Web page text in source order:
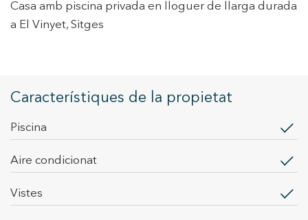
Casa amb piscina privada en lloguer de llarga durada
a El Vinyet, Sitges
Característiques de la propietat
piscina
Aire condicionat
vistes